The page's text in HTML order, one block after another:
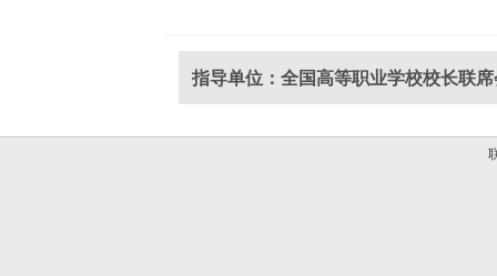
指导单位：全国高等职业学校校长联